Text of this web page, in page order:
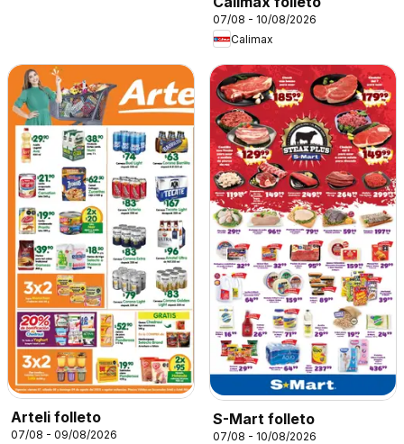
07/08 - 10/08/2026
Calimax
Arteli folleto
07/08 - 09/08/2026
S-Mart folleto
07/08 - 10/08/2026